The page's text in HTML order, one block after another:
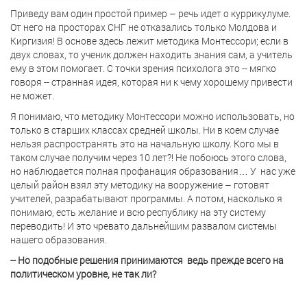
Приведу вам один простой пример – речь идет о куррикулуме.
От него на просторах СНГ не отказались только Молдова и
Киргизия! В основе здесь лежит методика Монтессори; если в
двух словах, то ученик должен находить знания сам, а учитель
ему в этом помогает. С точки зрения психолога это -- мягко
говоря -- странная идея, которая ни к чему хорошему привести
не может.
Я понимаю, что методику Монтессори можно использовать, но
только в старших классах средней школы. Ни в коем случае
нельзя распространять это на начальную школу. Кого мы в
таком случае получим через 10 лет?! Не побоюсь этого слова,
но наблюдается полная профанация образования… У нас уже
целый район взял эту методику на вооружение – готовят
учителей, разрабатывают программы. А потом, насколько я
понимаю, есть желание и всю республику на эту систему
переводить! И это чревато дальнейшим развалом системы
нашего образования.
-- Но подобные решения принимаются ведь прежде всего на
политическом уровне, не так ли?